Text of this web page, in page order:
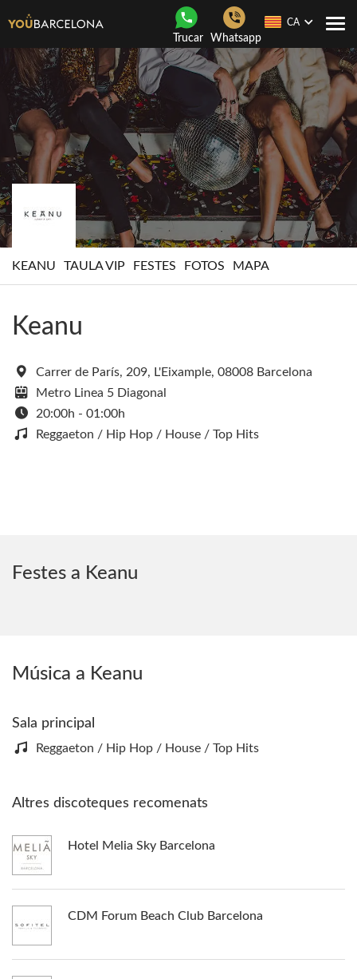
Trucar Whatsapp
CA
KEANU TAULA VIP FESTES FOTOS MAPA
Keanu
Carrer de París, 209, L'Eixample, 08008 Barcelona
Metro Linea 5 Diagonal
20:00h - 01:00h
Reggaeton / Hip Hop / House / Top Hits
Festes a Keanu
Música a Keanu
Sala principal
Reggaeton / Hip Hop / House / Top Hits
Altres discoteques recomenats
Hotel Melia Sky Barcelona
CDM Forum Beach Club Barcelona